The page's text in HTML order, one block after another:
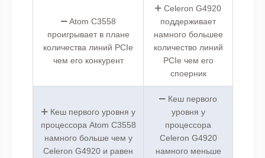
Atom C3558
проигрывает в плане
количества линий PCIe
чем его конкурент
Celeron G4920
поддерживает
намного большее
количество линий
PCIe чем его
споерник
Кеш первого уровня у
процессора Atom C3558
намного больше чем у
Celeron G4920 и равен
Кеш первого
уровня у
процессора
Celeron G4920
намного меньше